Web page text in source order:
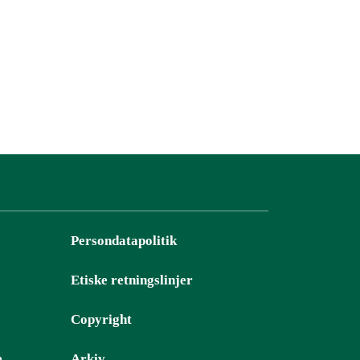
Persondatapolitik
Etiske retningslinjer
Copyright